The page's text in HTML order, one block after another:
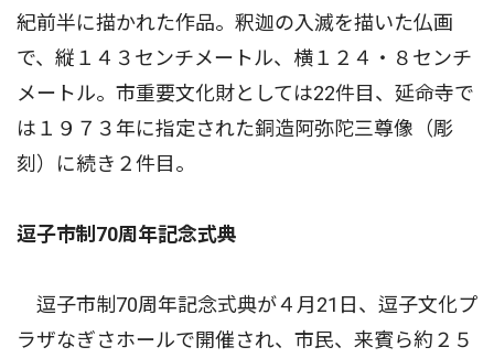
紀前半に描かれた作品。釈迦の入滅を描いた仏画
で、縦１４３センチメートル、横１２４・８センチ
メートル。市重要文化財としては22件目、延命寺で
は１９７３年に指定された銅造阿弥陀三尊像（彫
刻）に続き２件目。
逗子市制70周年記念式典
逗子市制70周年記念式典が４月21日、逗子文化プ
ラザなぎさホールで開催され、市民、来賓ら約２５